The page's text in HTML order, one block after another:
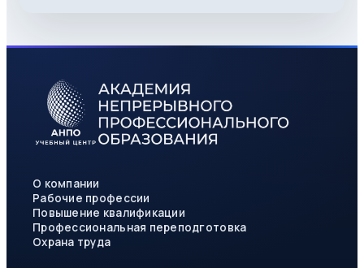
О компании
Рабочие профессии
Повышение квалификации
Профессиональная переподготовка
Охрана труда